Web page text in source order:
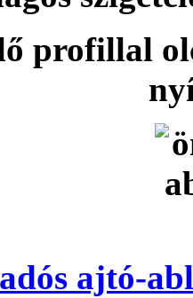
profillal
ajtó-